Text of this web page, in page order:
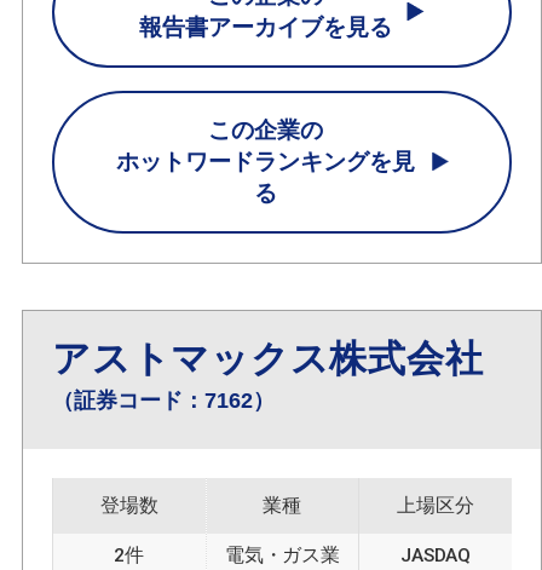
報告書アーカイブを見る
この企業の
ホットワードランキングを見
る
アストマックス株式会社
（証券コード：7162）
登場数
2件
業種
電気・ガス業
上場区分
JASDAQ